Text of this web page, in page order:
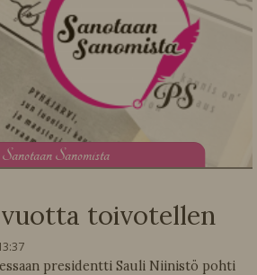
Sanotaan Sanomista
vuotta toivotellen
presidentti Sauli Niinistö pohti